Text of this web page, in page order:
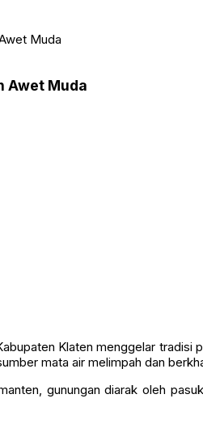
Muda
Awet Muda
Klaten menggelar tradisi
mata air melimpah dan
gunungan diarak oleh